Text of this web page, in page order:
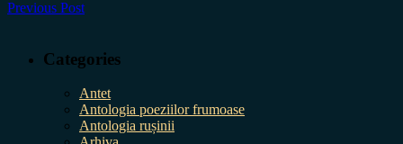
Previous Post
Categories
Antet
Antologia poeziilor frumoase
Antologia rușinii